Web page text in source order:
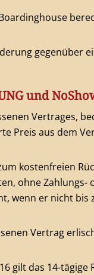
gegenüber
und
Vertrages,
Preis aus dem
kostenfreien
ohne Zahlungs-
wenn er nicht
Vertrag
gilt das 14-